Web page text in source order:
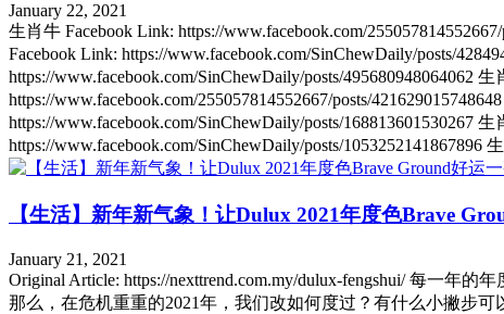
January 22, 2021
生肖牛 Facebook Link: https://www.facebook.com/
Facebook Link: https://www.facebook.com/SinChewDaily/posts/
https://www.facebook.com/SinChewDaily/posts/495680948064062
https://www.facebook.com/255057814552667/posts/
https://www.facebook.com/SinChewDaily/posts/168813601530267
https://www.facebook.com/SinChewDaily/posts/1053252141867896
【生活】新年新气象！让Dulux 2021年度色Brave
January 21, 2021
Original Article: https://nexttrend.com.my/dulux-fengshui/ 每一年
那么，在危机重重的2021年，我们改如何度过？有什么小撇步